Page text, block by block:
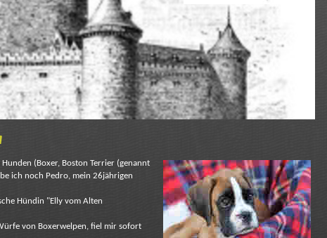
(Boxer, Boston Terrier (genannt
ich noch Pedro, mein 26jährigen
Hündin "Elly vom Alten
von Boxerwelpen, fiel mir sofort